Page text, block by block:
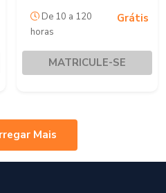
De 10 a 120
horas
Grátis
MATRICULE-SE
Mais